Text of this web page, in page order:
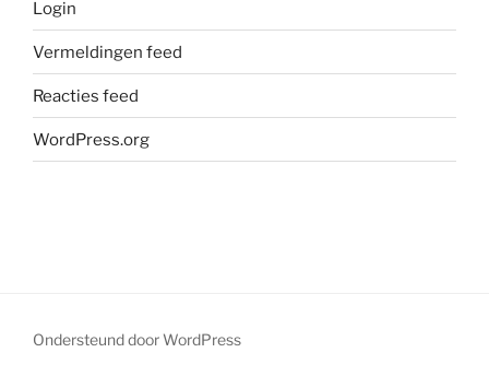
Login
Vermeldingen feed
Reacties feed
WordPress.org
Ondersteund door WordPress